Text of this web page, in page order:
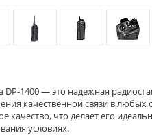
DP-1400 — это надежная
качественной связи в
качество, что делает его
условиях.